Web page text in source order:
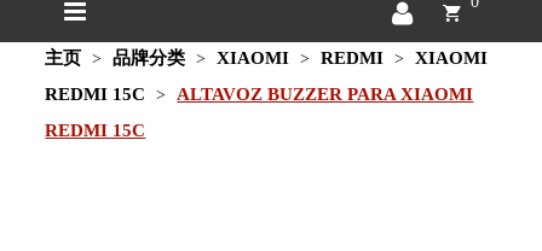
主页 品牌分类 XIAOMI REDMI
XIAOMI
REDMI 15C
ALTAVOZ BUZZER PARA XIAOMI
REDMI 15C